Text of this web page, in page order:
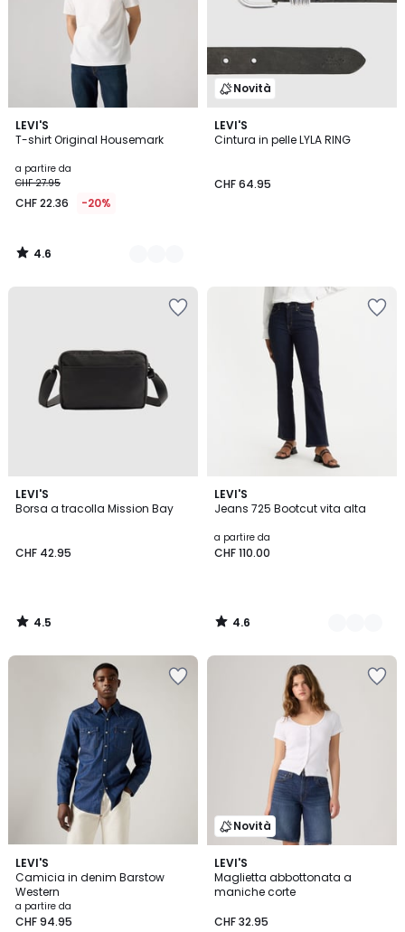
LEVI'S
T-shirt Original Housemark
a partire da
CHF 27.95
CHF 22.36 -20%
4.6
/ 5
4
Colori
4.6
/
Novità
LEVI'S
Cintura in pelle LYLA RING
CHF 64.95
LEVI'S
Borsa a tracolla Mission Bay
CHF 42.95
4.5
/ 5
4.5
/
LEVI'S
Jeans 725 Bootcut vita alta
a partire da
CHF 110.00
4.6
/ 5
6
Colori
4.6
/
LEVI'S
Camicia in denim Barstow
Western
a partire da
CHF 94.95
4.6
/ 5
3
Colori
Novità
LEVI'S
Maglietta abbottonata a
maniche corte
CHF 32.95